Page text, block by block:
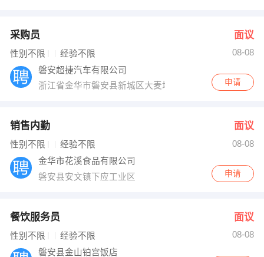
采购员 面议
性别不限 经验不限
08-08
磐安超捷汽车有限公司
浙江省金华市磐安县新城区大麦坞灵峰路1号
申请
销售内勤 面议
性别不限 经验不限
08-08
金华市花溪食品有限公司
磐安县安文镇下应工业区
申请
餐饮服务员 面议
性别不限 经验不限
08-08
磐安县金山铂宫饭店